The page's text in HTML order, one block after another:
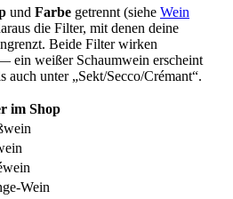
und Farbe getrennt (siehe Wein
die Filter, mit denen deine
Beide Filter wirken
ein weißer Schaumwein erscheint
auch unter „Sekt/Secco/Crémant“.
im Shop
Wein